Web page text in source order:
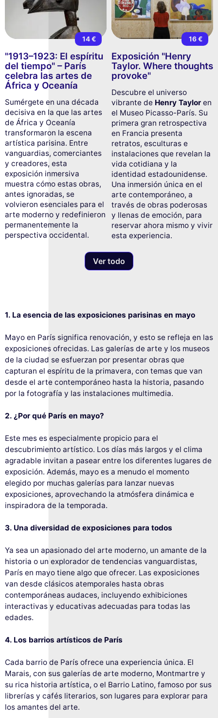
14 €
"1913–1923: El espíritu
del tiempo" – París
celebra las artes de
África y Oceanía
Sumérgete en una década
decisiva en la que las artes
de África y Oceanía
transformaron la escena
artística parisina. Entre
vanguardias, comerciantes
y creadores, esta
exposición inmersiva
muestra cómo estas obras,
antes ignoradas, se
volvieron esenciales para el
arte moderno y redefinieron
permanentemente la
perspectiva occidental.
16 €
Exposición "Henry
Taylor. Where thoughts
provoke"
Descubre el universo
vibrante de Henry Tayloren
el Museo Picasso-París. Su
primera gran retrospectiva
en Francia presenta
retratos, esculturas e
instalaciones que revelan la
vida cotidiana y la
identidad estadounidense.
Una inmersión única en el
arte contemporáneo, a
través de obras poderosas
y llenas de emoción, para
reservar ahora mismo y vivir
esta experiencia.
Ver todo
1. La esencia de las exposiciones parisinas en mayo
Mayo en París significa renovación, y esto se refleja en las
exposiciones ofrecidas. Las galerías de arte y los museos
de la ciudad se esfuerzan por presentar obras que
capturan el espíritu de la primavera, con temas que van
desde el arte contemporáneo hasta la historia, pasando
por la fotografía y las instalaciones multimedia.
2. ¿Por qué París en mayo?
Este mes es especialmente propicio para el
descubrimiento artístico. Los días más largos y el clima
agradable invitan a pasear entre los diferentes lugares de
exposición. Además, mayo es a menudo el momento
elegido por muchas galerías para lanzar nuevas
exposiciones, aprovechando la atmósfera dinámica e
inspiradora de la temporada.
3. Una diversidad de exposiciones para todos
Ya sea un apasionado del arte moderno, un amante de la
historia o un explorador de tendencias vanguardistas,
París en mayo tiene algo que ofrecer. Las exposiciones
van desde clásicos atemporales hasta obras
contemporáneas audaces, incluyendo exhibiciones
interactivas y educativas adecuadas para todas las
edades.
4. Los barrios artísticos de París
Cada barrio de París ofrece una experiencia única. El
Marais, con sus galerías de arte moderno, Montmartre y
su rica historia artística, o el Barrio Latino, famoso por sus
librerías y cafés literarios, son lugares para explorar para
los amantes del arte.